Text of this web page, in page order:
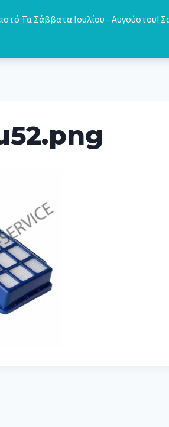
Τα Σάββατα Ιουλίου - Αυγούστου!